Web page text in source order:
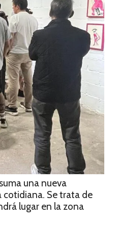
una nueva
cotidiana. Se trata de
lugar en la zona